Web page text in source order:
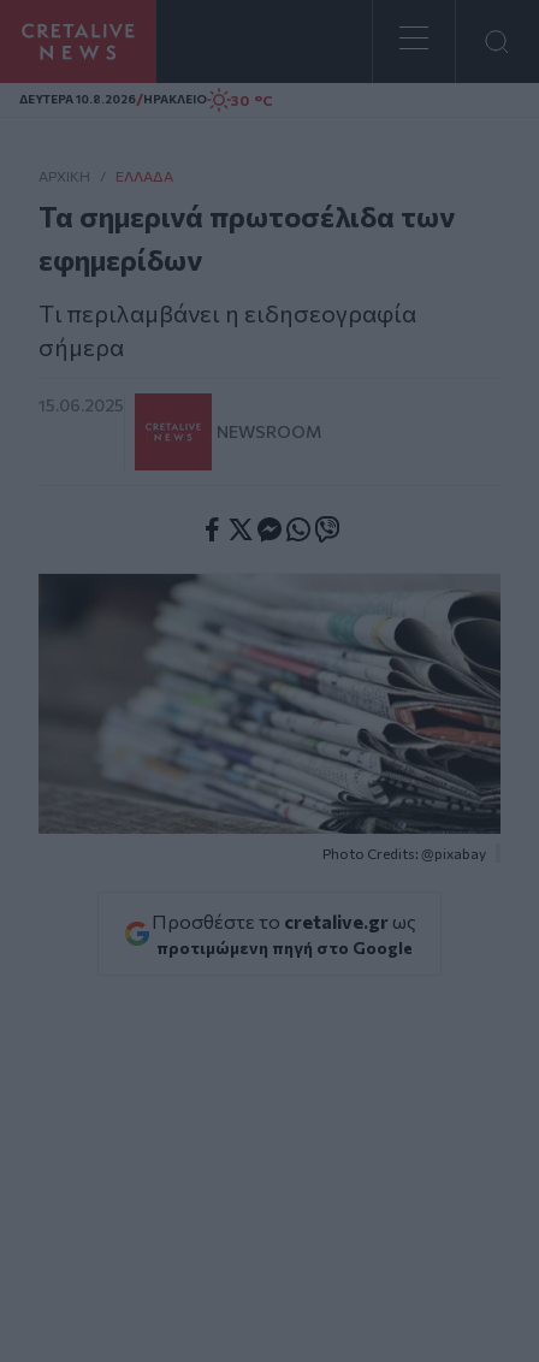
Homepage
ΔΕΥΤΕΡΑ 10.8.2026/ΗΡΑΚΛΕΙΟ 30 °C
ΑΡΧΙΚΗ / ΕΛΛΆΔΑ
Τα σημερινά πρωτοσέλιδα των
εφημερίδων
Tι περιλαμβάνει η ειδησεογραφία
σήμερα
15.06.2025
NEWSROOM
Photo Credits: @pixabay
Προσθέστε το cretalive.gr ως
προτιμώμενη πηγή στο Google